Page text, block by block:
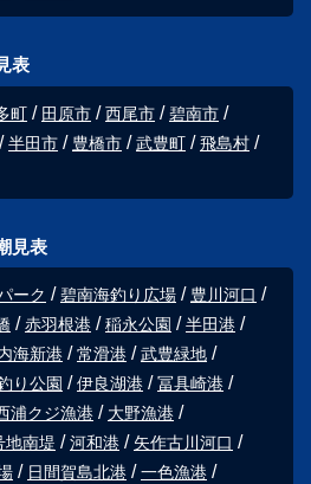
表
町 田原市 西尾市
碧南市
半田市 豊橋市 武豊町
飛島村
見表
ーク 碧南海釣り広場
豊川河口
赤羽根港 稲永公園
半田港
海新港 常滑港
武豊緑地
り公園 伊良湖港
冨具崎港
浦クジ漁港
大野漁港
地南堤 河和港
矢作古川河口
日間賀島北港
一色漁港